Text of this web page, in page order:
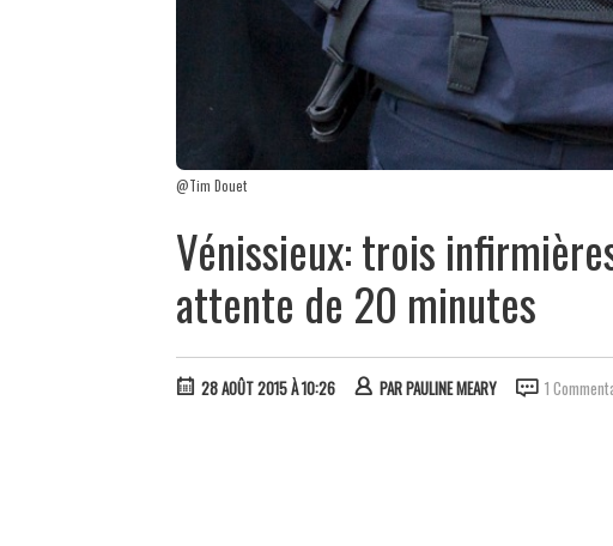
@Tim Douet
Vénissieux: trois
attente de 20 minutes
28 AOÛT 2015 À 10:26 PARPAULINE MEARY 1